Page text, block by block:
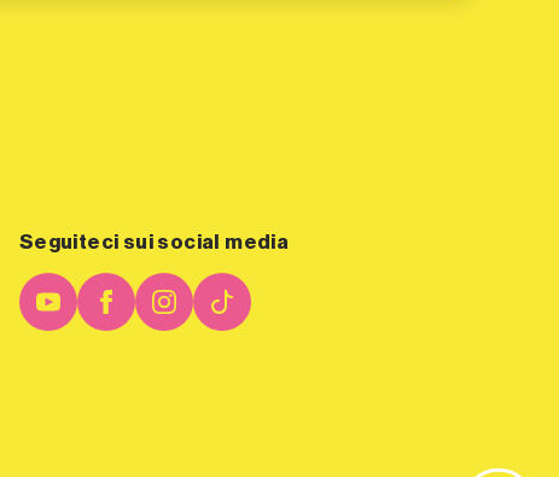
Seguiteci sui social media